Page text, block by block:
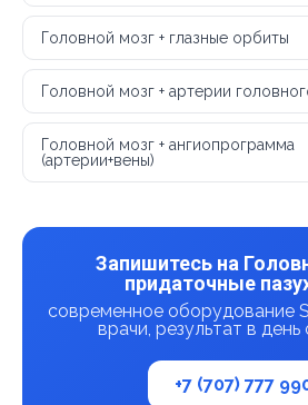
Головной мозг + глазные орбиты
Головной мозг + артерии
Головной мозг + ангиопрограмма
(артерии+вены)
Запишитесь на
придаточные
современное оборудование
врачи, результат в
+7 (707) 777